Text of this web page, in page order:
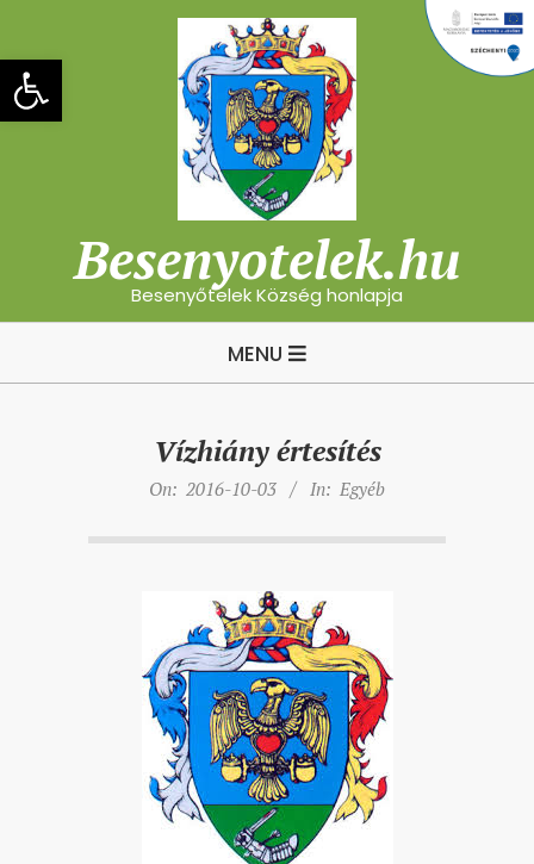
Eszköztár megnyitása
content
Besenyotelek.hu
Besenyőtelek Község honlapja
MENU
Vízhiány értesítés
On: 2016-10-03 In: Egyéb